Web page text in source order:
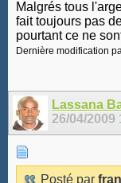
Malgrés tous
fait toujours pas
pourtant ce ne
Dernière modification
Lassana
26/04/2009
Posté par